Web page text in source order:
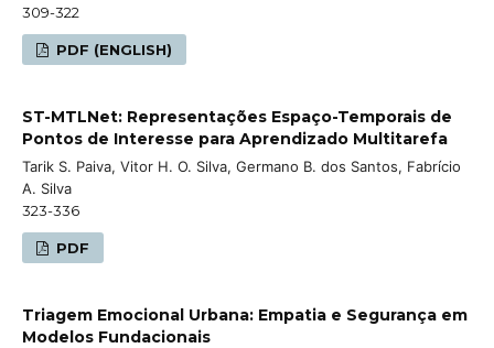
309-322
PDF (ENGLISH)
ST-MTLNet: Representações Espaço-Temporais de
Pontos de Interesse para Aprendizado Multitarefa
Tarik S. Paiva, Vitor H. O. Silva, Germano B. dos Santos, Fabrício
A. Silva
323-336
PDF
Triagem Emocional Urbana: Empatia e Segurança em
Modelos Fundacionais